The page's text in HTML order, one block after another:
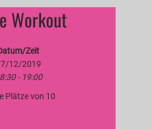
Workout
Zeit
12/2019
- 19:00
Plätze von 10